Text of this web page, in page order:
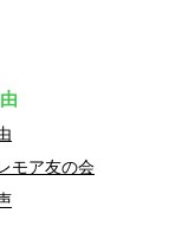
モア友の会